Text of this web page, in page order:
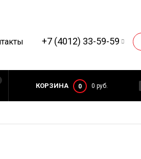
+7 (4012) 33-59-59
КОРЗИНА 0 0 руб.